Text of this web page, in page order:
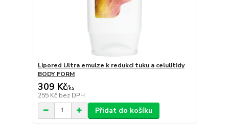
Lipored Ultra emulze k redukci tuku a celulitidy
BODY FORM
309 Kč/ks
255 Kč bez DPH
Přidat do košíku